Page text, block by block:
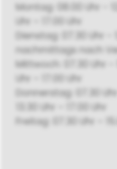
Montag: 08.00 Uhr -
Uhr – 17.00 Uhr
Dienstag: 07.30 Uhr -
nachmittags nach
Mittwoch: 07.30 Uhr -
Uhr – 17.00 Uhr
Donnerstag: 07.30
13.30 Uhr – 17.00 Uhr
Freitag: 07.30 Uhr –